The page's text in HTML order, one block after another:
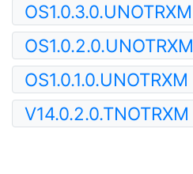
OS1.0.3.0.UNOTRXM
OS1.0.2.0.UNOTRXM
OS1.0.1.0.UNOTRXM
V14.0.2.0.TNOTRXM